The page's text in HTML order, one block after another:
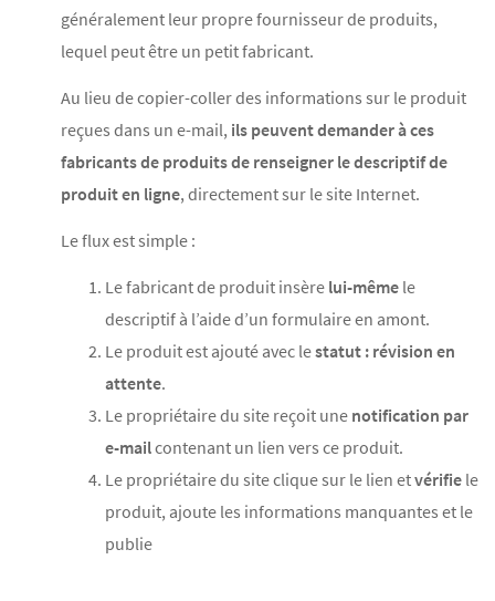
généralement leur propre fournisseur de produits,
lequel peut être un petit fabricant.
Au lieu de copier-coller des informations sur le produit
reçues dans un e-mail, ils peuvent demander à ces
fabricants de produits de renseigner le descriptif de
produit en ligne, directement sur le site Internet.
Le flux est simple :
Le fabricant de produit insère lui-même le
descriptif à l’aide d’un formulaire en amont.
Le produit est ajouté avec lestatut : révision en
attente.
Le propriétaire du site reçoit une notification par
e-mailcontenant un lien vers ce produit.
Le propriétaire du site clique sur le lien etvérifie le
produit, ajoute les informations manquantes et le
publie